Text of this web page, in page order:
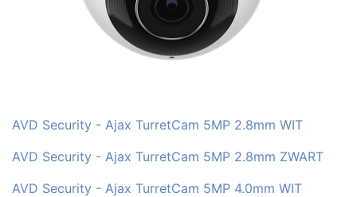
AVD Security - Ajax TurretCam 5MP 2.8mm WIT
AVD Security - Ajax TurretCam 5MP 2.8mm ZWART
AVD Security - Ajax TurretCam 5MP 4.0mm WIT